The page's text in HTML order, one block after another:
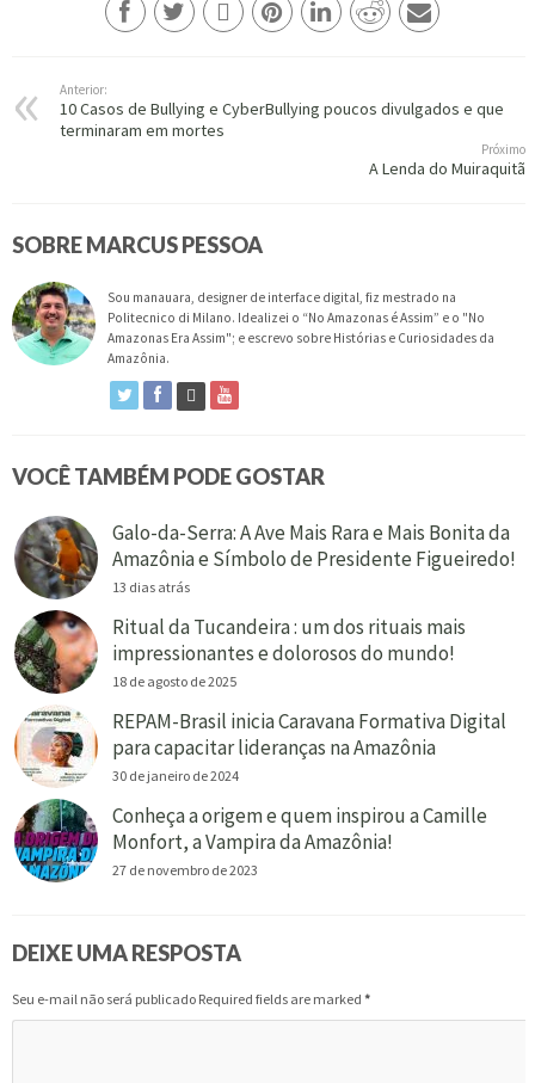
Anterior:
10 Casos de Bullying e CyberBullying poucos divulgados e que
terminaram em mortes
Próximo
A Lenda do Muiraquitã
SOBRE MARCUS PESSOA
Sou manauara, designer de interface digital, fiz mestrado na
Politecnico di Milano. Idealizei o “No Amazonas é Assim” e o "No
Amazonas Era Assim"; e escrevo sobre Histórias e Curiosidades da
Amazônia.
VOCÊ TAMBÉM PODE GOSTAR
Galo-da-Serra: A Ave Mais Rara e Mais Bonita da
Amazônia e Símbolo de Presidente Figueiredo!
13 dias atrás
Ritual da Tucandeira : um dos rituais mais
impressionantes e dolorosos do mundo!
18 de agosto de 2025
REPAM-Brasil inicia Caravana Formativa Digital
para capacitar lideranças na Amazônia
30 de janeiro de 2024
Conheça a origem e quem inspirou a Camille
Monfort, a Vampira da Amazônia!
27 de novembro de 2023
DEIXE UMA RESPOSTA
Seu e-mail não será publicado Required fields are marked *